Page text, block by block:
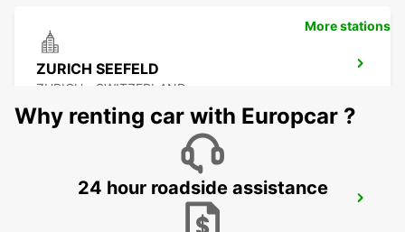
ZURICH SEEFELD
ZURICH - SWITZERLAND
DUEBENDORF AMAG
DUEBENDORF - SWITZERLAND
More stations
Why renting car with Europcar ?
24 hour roadside assistance